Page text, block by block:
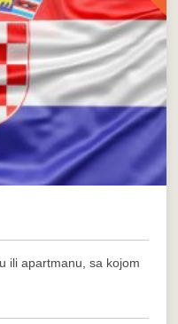
ili apartmanu, sa kojom